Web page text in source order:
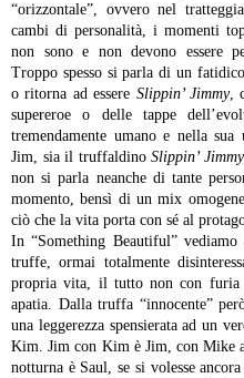
“orizzontale”, ovvero nel
cambi di personalità, i momenti
non sono e non devono essere
Troppo spesso si parla di un
o ritorna ad essere Slippin’ Jimmy,
supereroe o delle tappe
tremendamente umano e nella
Jim, sia il truffaldinoSlippin’ Jimmy
non si parla neanche di tante
momento, bensì di un mix
ciò che la vita porta con sé al
In “Something Beautiful”
truffe, ormai totalmente
propria vita, il tutto non con furia
apatia. Dalla truffa “innocente”
una leggerezza spensierata ad un
Kim. Jim con Kim è Jim, con Mike
notturna è Saul, se si volesse